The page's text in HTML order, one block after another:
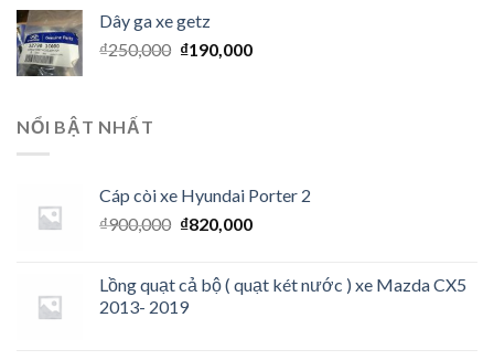
Dây ga xe getz
₫250,000 ₫190,000
NỔI BẬT NHẤT
Cáp còi xe Hyundai Porter 2
₫900,000 ₫820,000
Lồng quạt cả bộ ( quạt két nước ) xe Mazda CX5
2013- 2019